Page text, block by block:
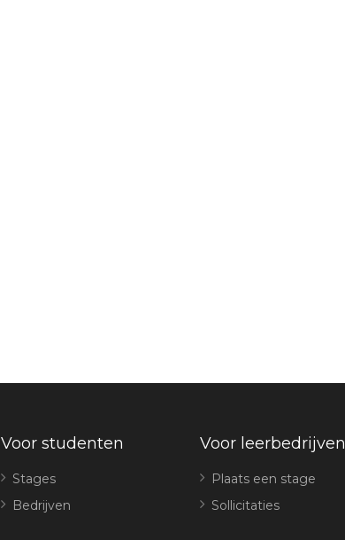
Voor studenten
Stages
Bedrijven
Voor leerbedrijven
Plaats een stage
Sollicitaties